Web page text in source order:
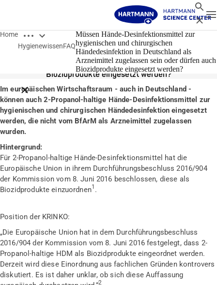
Suche
Home Breadcrumbs öffnen
Breadcrumbs schließen
HygienewissenFAQ
Müssen Hände-Desinfektionsmittel zur
hygienischen und chirurgischen
Händedesinfektion in Deutschland als
Arzneimittel zugelassen sein oder dürfen auch
Biozidprodukte eingesetzt werden?
14.01.2020
Müssen Hände-Desinfektionsmittel zur hygienischen und
chirurgischen Händedesinfektion in Deutschland als
Arzneimittel zugelassen sein oder dürfen auch
Biozidprodukte eingesetzt werden?
Im europäischen Wirtschaftsraum - auch in Deutschland -
können auch 2-Propanol-haltige Hände-Desinfektionsmittel zur
hygienischen und chirurgischen Händedesinfektion eingesetzt
werden, die nicht vom BfArM als Arzneimittel zugelassen
wurden.
Hintergrund:
Für 2-Propanol-haltige Hände-Desinfektionsmittel hat die
Europäische Union in ihrem Durchführungsbeschluss 2016/904
der Kommission vom 8. Juni 2016 beschlossen, diese als
Biozidprodukte einzuordnen1 .
Position der KRINKO:
„Die Europäische Union hat in dem Durchführungsbeschluss
2016/904 der Kommission vom 8. Juni 2016 festgelegt, dass 2-
Propanol-haltige HDM als Biozidprodukte eingeordnet werden.
Derzeit wird diese Einordnung aus fachlichen Gründen kontrovers
diskutiert. Es ist daher unklar, ob sich diese Auffassung
2